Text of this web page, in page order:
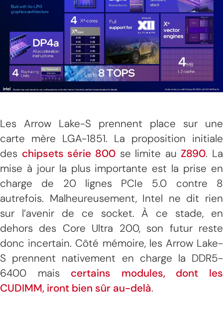
Les Arrow Lake-S prennent place sur une
carte mère LGA-1851. La proposition initiale
des chipsets série 800se limite au Z890. La
mise à jour la plus importante est la prise en
charge de 20 lignes PCIe 5.0 contre 8
autrefois. Malheureusement, Intel ne dit rien
sur l’avenir de ce socket. À ce stade, en
dehors des Core Ultra 200, son futur reste
donc incertain. Côté mémoire, les Arrow Lake-
S prennent nativement en charge la DDR5-
6400 mais certains modules, dont les
CUDIMM, iront bien sûr au-delà.